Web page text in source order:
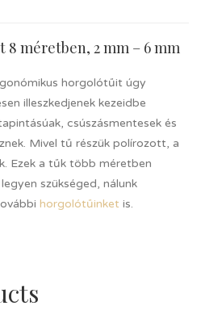
méretben, 2 mm – 6 mm
horgolótűit úgy
illeszkedjenek kezeidbe
csúszásmentesek és
Mivel tű részük polírozott, a
Ezek a tűk több méretben
szükséged, nálunk
horgolótűinket is.